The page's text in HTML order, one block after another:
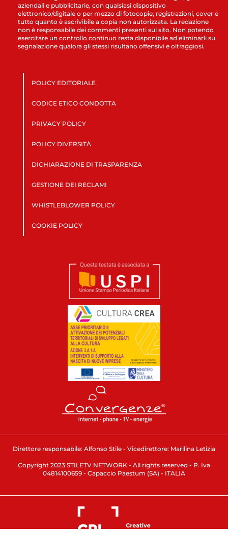
aziendali e pubblicitarie, con qualsiasi dispositivo
elettronico/digitale o per mezzo di fotocopie, registrazioni, cover e
tutto quanto è ascrivibile a copia non autorizzata. La redazione
non è responsabile dei commenti presenti sul sito. Non potendo
esercitare un controllo continuo resta disponibile ad eliminarli su
segnalazione qualora gli stessi risultano offensivi e oltraggiosi.
POLICY EDITORIALE
CODICE ETICO CONDOTTA
PRIVACY POLICY
POLICY DIVERSITÀ
DICHIARAZIONE DI TRASPARENZA
GESTIONE DEI RECLAMI
WHISTLEBLOWER POLICY
COOKIE POLICY
Direttore responsabile: Alfonso Stile - Vicedirettore: Marilina Letizia
Copyright 2023 STILETV NETWORK - All rights reserved - P. Iva
04814100659 - Capaccio Paestum (SA) - ITALIA